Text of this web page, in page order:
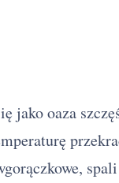
jako oaza